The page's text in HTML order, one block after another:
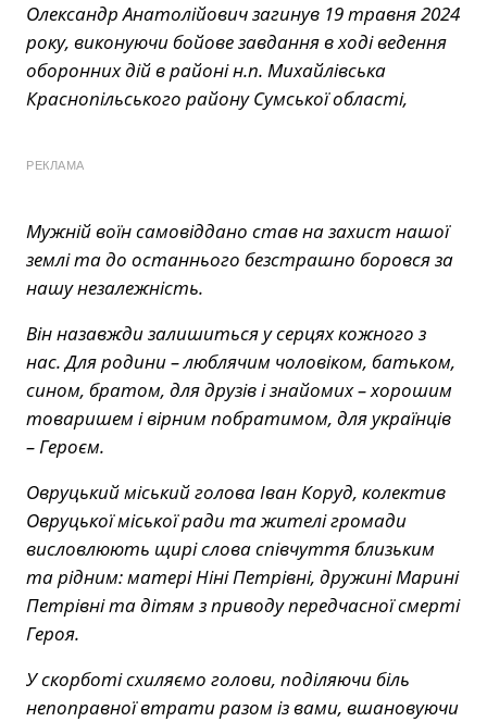
Олександр Анатолійович загинув 19 травня 2024
року, виконуючи бойове завдання в ході ведення
оборонних дій в районі н.п. Михайлівська
Краснопільського району Сумської області,
РЕКЛАМА
Мужній воїн самовіддано став на захист нашої
землі та до останнього безстрашно боровся за
нашу незалежність.
Він назавжди залишиться у серцях кожного з
нас. Для родини – люблячим чоловіком, батьком,
сином, братом, для друзів і знайомих – хорошим
товаришем і вірним побратимом, для українців
– Героєм.
Овруцький міський голова Іван Коруд, колектив
Овруцької міської ради та жителі громади
висловлюють щирі слова співчуття близьким
та рідним: матері Ніні Петрівні, дружині Марині
Петрівні та дітям з приводу передчасної смерті
Героя.
У скорботі схиляємо голови, поділяючи біль
непоправної втрати разом із вами, вшановуючи